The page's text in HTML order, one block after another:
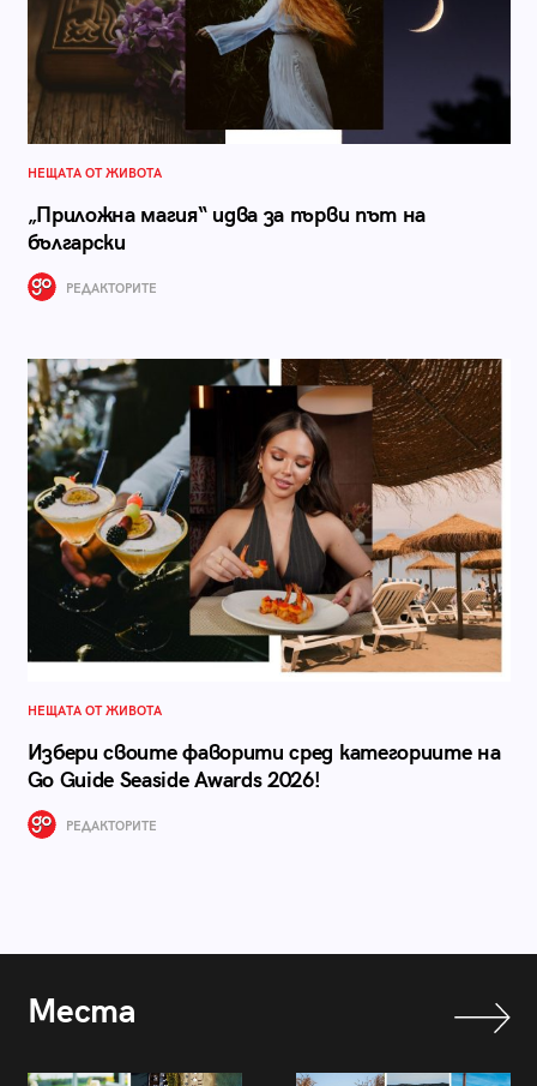
НЕЩАТА ОТ ЖИВОТА
„Приложна магия“ идва за първи път на
български
РЕДАКТОРИТЕ
НЕЩАТА ОТ ЖИВОТА
Избери своите фаворити сред категориите на
Go Guide Seaside Awards 2026!
РЕДАКТОРИТЕ
Места